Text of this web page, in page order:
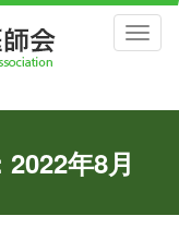
年8月